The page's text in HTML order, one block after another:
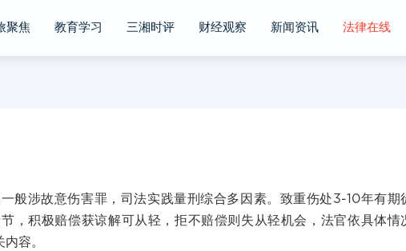
聚焦 教育学习 三湘时评 财经观察 新闻资讯 法律在线
涉故意伤害罪，司法实践量刑综合多因素。致重伤处3-10年有期
，积极赔偿获谅解可从轻，拒不赔偿则失从轻机会，法官依具体情
容。